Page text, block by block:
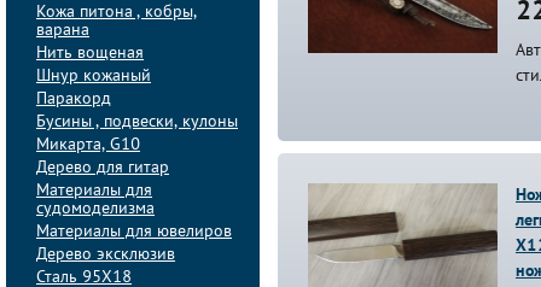
Кожа питона , кобры,
варана
Нить вощеная
Шнур кожаный
Паракорд
Бусины , подвески, кулоны
Микарта, G10
Дерево для гитар
Материалы для
судомоделизма
Материалы для ювелиров
Дерево эксклюзив
Сталь 95Х18